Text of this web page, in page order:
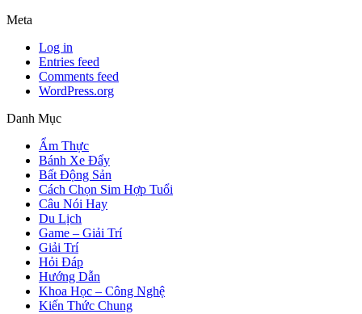
Meta
Log in
Entries feed
Comments feed
WordPress.org
Danh Mục
Ẩm Thực
Bánh Xe Đẩy
Bất Động Sản
Cách Chọn Sim Hợp Tuổi
Câu Nói Hay
Du Lịch
Game – Giải Trí
Giải Trí
Hỏi Đáp
Hướng Dẫn
Khoa Học – Công Nghệ
Kiến Thức Chung